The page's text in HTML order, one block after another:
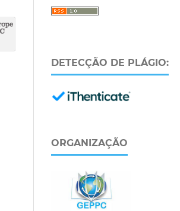
DETECÇÃO DE PLÁGIO:
ORGANIZAÇÃO